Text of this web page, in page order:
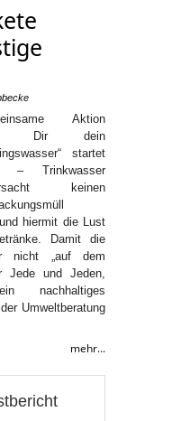
Aktion
Dir dein
startet
– Trinkwasser
keinen
hiermit die Lust
Damit die
nicht „auf dem
Jede und Jeden,
nachhaltiges
Umweltberatung
mehr...